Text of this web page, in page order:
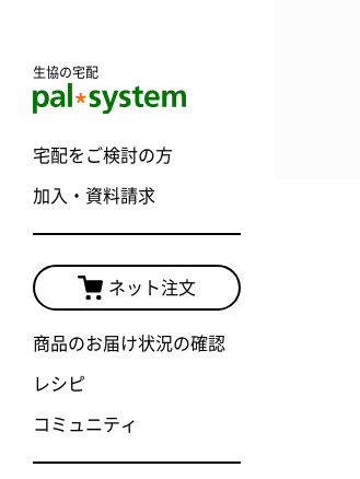
生協の宅配
宅配をご検討の方
加入・資料請求
ネット注文
商品のお届け状況の確認
レシピ
コミュニティ